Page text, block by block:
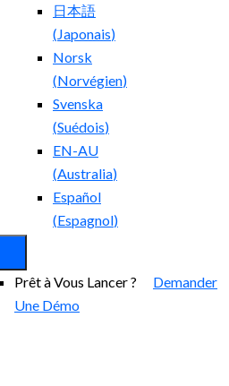
日本語
(Japonais)
Norsk
(Norvégien)
Svenska
(Suédois)
EN-AU
(Australia)
Español
(Espagnol)
Prêt à Vous Lancer ? Demander
Une Démo